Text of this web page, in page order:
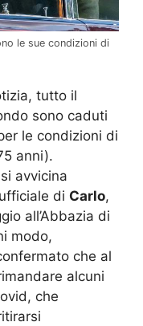
le sue condizioni di
tutto il
sono caduti
le condizioni di
anni).
avvicina
di Carlo,
all’Abbazia di
modo,
che al
alcuni
che